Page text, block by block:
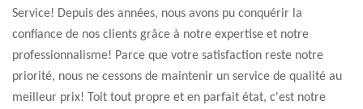
Service! Depuis des années, nous avons pu conquérir la
confiance de nos clients grâce à notre expertise et notre
professionnalisme! Parce que votre satisfaction reste notre
priorité, nous ne cessons de maintenir un service de qualité au
meilleur prix! Toit tout propre et en parfait état, c'est notre